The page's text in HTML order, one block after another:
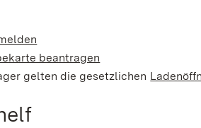
beantragen
gelten die gesetzlichen